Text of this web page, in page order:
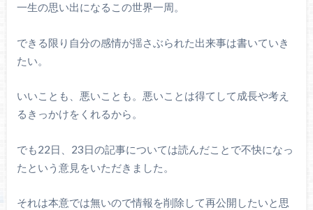
一生の思い出になるこの世界一周。
できる限り自分の感情が揺さぶられた出来事は書いていき
たい。
いいことも、悪いことも。悪いことは得てして成長や考え
るきっかけをくれるから。
でも22日、23日の記事については読んだことで不快になっ
たという意見をいただきました。
それは本意では無いので情報を削除して再公開したいと思